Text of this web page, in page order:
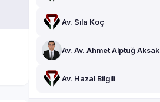
Av. Sıla Koç
Av. Av. Ahmet Alptuğ Aksak
Av. Hazal Bilgili